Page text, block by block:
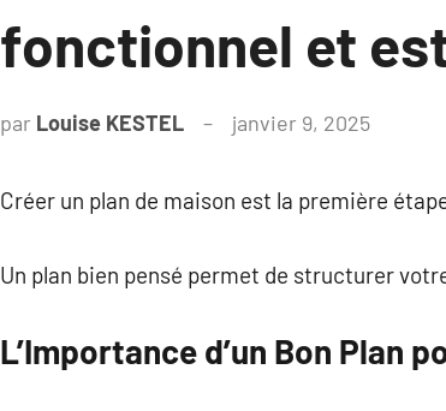
fonctionnel et
par Louise KESTEL janvier 9, 2025
Créer un plan de maison est la première
Un plan bien pensé permet de structurer
L’Importance d’un Bon Plan